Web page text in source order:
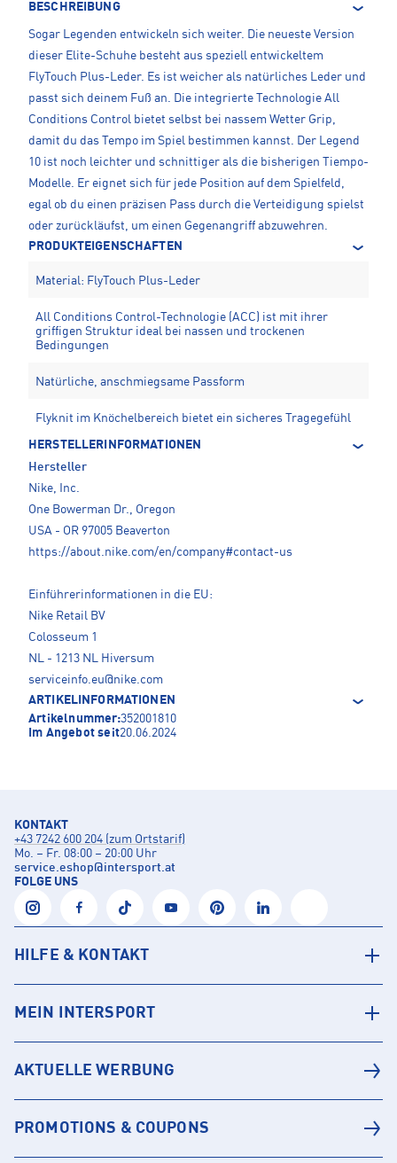
BESCHREIBUNG
Sogar Legenden entwickeln sich weiter. Die neueste Version
dieser Elite-Schuhe besteht aus speziell entwickeltem
FlyTouch Plus-Leder. Es ist weicher als natürliches Leder und
passt sich deinem Fuß an. Die integrierte Technologie All
Conditions Control bietet selbst bei nassem Wetter Grip,
damit du das Tempo im Spiel bestimmen kannst. Der Legend
10 ist noch leichter und schnittiger als die bisherigen Tiempo-
Modelle. Er eignet sich für jede Position auf dem Spielfeld,
egal ob du einen präzisen Pass durch die Verteidigung spielst
oder zurückläufst, um einen Gegenangriff abzuwehren.
PRODUKTEIGENSCHAFTEN
Material: FlyTouch Plus-Leder
All Conditions Control-Technologie (ACC) ist mit ihrer
griffigen Struktur ideal bei nassen und trockenen
Bedingungen
Natürliche, anschmiegsame Passform
Flyknit im Knöchelbereich bietet ein sicheres Tragegefühl
HERSTELLERINFORMATIONEN
Hersteller
Nike, Inc.
One Bowerman Dr., Oregon
USA - OR 97005 Beaverton
https://about.nike.com/en/company#contact-us
Einführerinformationen in die EU:
Nike Retail BV
Colosseum 1
NL - 1213 NL Hiversum
serviceinfo.eu@nike.com
ARTIKELINFORMATIONEN
Artikelnummer:352001810
Im Angebot seit20.06.2024
KONTAKT
+43 7242 600 204 (zum Ortstarif)
Mo. – Fr. 08:00 – 20:00 Uhr
service.eshop@intersport.at
FOLGE UNS
HILFE & KONTAKT
MEIN INTERSPORT
AKTUELLE WERBUNG
PROMOTIONS & COUPONS